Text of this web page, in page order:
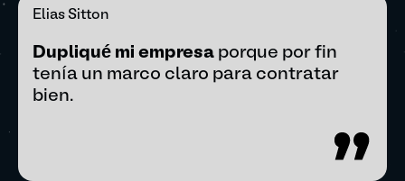
Elias Sitton
Dupliqué mi empresa porque por fin
tenía un marco claro para contratar
bien.